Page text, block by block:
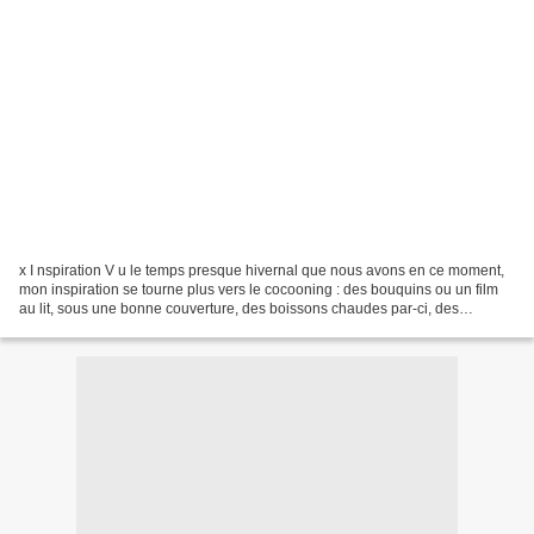
x I nspiration V u le temps presque hivernal que nous avons en ce moment,
mon inspiration se tourne plus vers le cocooning : des bouquins ou un film
au lit, sous une bonne couverture, des boissons chaudes par-ci, des